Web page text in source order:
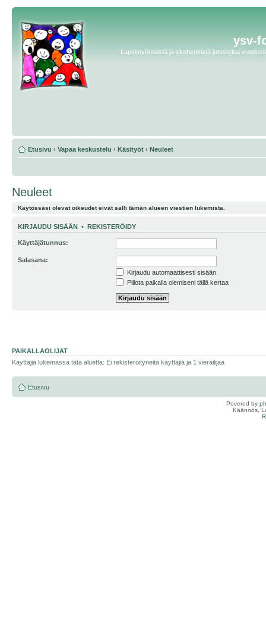
ysv-
Lapsimyönteistä ja ekohenkistä jutustelua
Etusivu ‹ Vapaa keskustelu ‹ Käsityöt ‹ Neuleet
Neuleet
Käytössäsi olevat oikeudet eivät salli tämän alueen viestien lukemista.
KIRJAUDU SISÄÄN • REKISTERÖIDY
Käyttäjätunnus:
Salasana:
Kirjaudu automaattisesti sisään.
Piilota paikalla olemiseni tällä kertaa
PAIKALLAOLIJAT
Käyttäjiä lukemassa tätä aluetta: Ei rekisteröityneitä käyttäjiä ja 1 vierailijaa
Etusivu
Povered by
Käännös,